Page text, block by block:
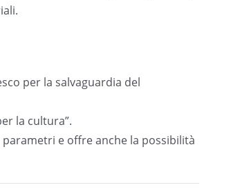
per la salvaguardia del
la cultura”.
e offre anche la possibilità